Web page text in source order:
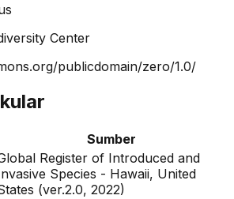
Center
publicdomain/zero/1.0/
Sumber
Register of Introduced and
Species - Hawaii, United
(ver.2.0, 2022)